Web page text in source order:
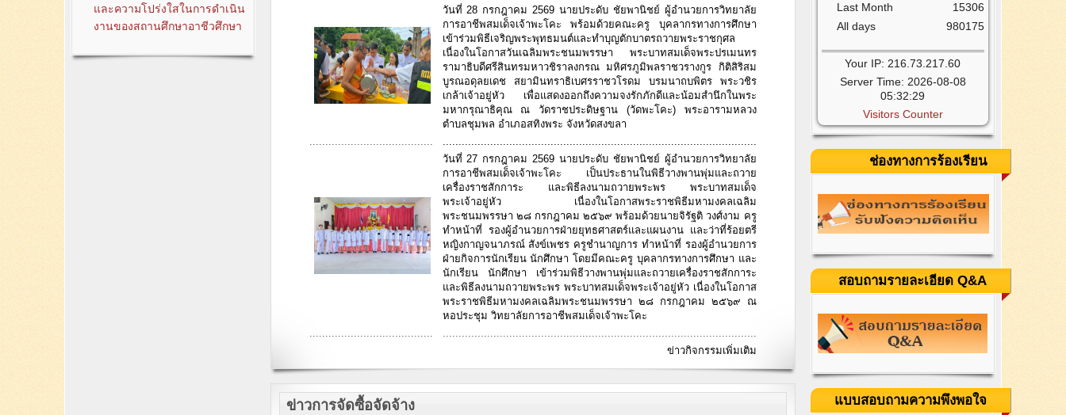
และความโปร่งใสในการดำเนิน
งานของสถานศึกษาอาชีวศึกษา
วันที่ 28 กรกฎาคม 2569 นายประดับ ชัยพานิชย์ ผู้อำนวยการวิทยาลัย
การอาชีพสมเด็จเจ้าพะโคะ พร้อมด้วยคณะครู บุคลากรทางการศึกษา
เข้าร่วมพิธีเจริญพระพุทธมนต์และทำบุญตักบาตรถวายพระราชกุศล
เนื่องในโอกาสวันเฉลิมพระชนมพรรษา พระบาทสมเด็จพระปรเมนทร
รามาธิบดีศรีสินทรมหาวชิราลงกรณ มหิศรภูมิพลราชวรางกูร กิติสิริสม
บูรณอดุลยเดช สยามินทราธิเบศรราชวโรดม บรมนาถบพิตร พระวชิร
เกล้าเจ้าอยู่หัว เพื่อแสดงออกถึงความจงรักภักดีและน้อมสำนึกในพระ
มหากรุณาธิคุณ ณ วัดราชประดิษฐาน (วัดพะโคะ) พระอารามหลวง
ตำบลชุมพล อำเภอสทิงพระ จังหวัดสงขลา
.......................................
...................................................................................................
วันที่ 27 กรกฎาคม 2569 นายประดับ ชัยพานิชย์ ผู้อำนวยการวิทยาลัย
การอาชีพสมเด็จเจ้าพะโคะ เป็นประธานในพิธีวางพานพุ่มและถวาย
เครื่องราชสักการะ และพิธีลงนามถวายพระพร พระบาทสมเด็จ
พระเจ้าอยู่หัว เนื่องในโอกาสพระราชพิธีมหามงคลเฉลิม
พระชนมพรรษา ๒๘ กรกฎาคม ๒๕๖๙ พร้อมด้วยนายจิรัฐติ วงศ์งาม ครู
ทำหน้าที่ รองผู้อำนวยการฝ่ายยุทธศาสตร์และแผนงาน และว่าที่ร้อยตรี
หญิงกาญจนาภรณ์ สังข์เพชร ครูชำนาญการ ทำหน้าที่ รองผู้อำนวยการ
ฝ่ายกิจการนักเรียน นักศึกษา โดยมีคณะครู บุคลากรทางการศึกษา และ
นักเรียน นักศึกษา เข้าร่วมพิธีวางพานพุ่มและถวายเครื่องราชสักการะ
และพิธีลงนามถวายพระพร พระบาทสมเด็จพระเจ้าอยู่หัว เนื่องในโอกาส
พระราชพิธีมหามงคลเฉลิมพระชนมพรรษา ๒๘ กรกฎาคม ๒๕๖๙ ณ
หอประชุม วิทยาลัยการอาชีพสมเด็จเจ้าพะโคะ
.......................................
...................................................................................................
ข่าวกิจกรรมเพิ่มเติม
ข่าวการจัดซื้อจัดจ้าง
Last Month
All days
15306
980175
Your IP: 216.73.217.60
Server Time: 2026-08-08
05:32:29
Visitors Counter
ช่องทางการร้องเรียน
สอบถามรายละเอียด Q&A
แบบสอบถามความพึงพอใจ